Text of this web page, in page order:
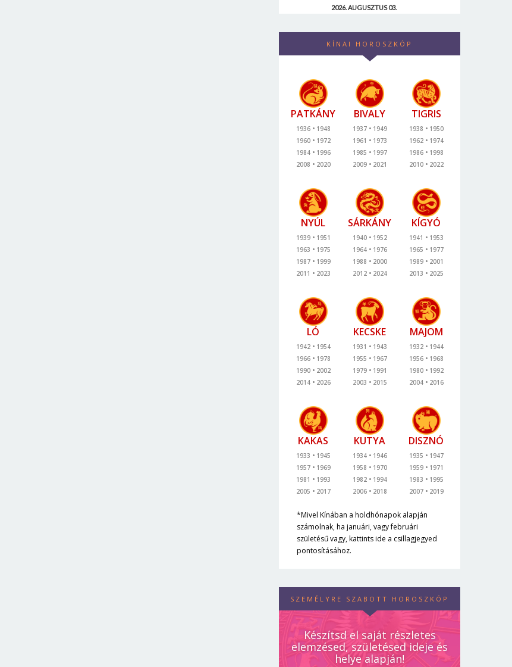
2026. AUGUSZTUS 03.
KÍNAI HOROSZKÓP
PATKÁNY
1936
1948
1960
1972
1984
1996
2008
2020
BIVALY
1937
1949
1961
1973
1985
1997
2009
2021
TIGRIS
1938
1950
1962
1974
1986
1998
2010
2022
NYÚL
1939
1951
1963
1975
1987
1999
2011
2023
SÁRKÁNY
1940
1952
1964
1976
1988
2000
2012
2024
KÍGYÓ
1941
1953
1965
1977
1989
2001
2013
2025
LÓ
1942
1954
1966
1978
1990
2002
2014
2026
KECSKE
1931
1943
1955
1967
1979
1991
2003
2015
MAJOM
1932
1944
1956
1968
1980
1992
2004
2016
KAKAS
1933
1945
1957
1969
1981
1993
2005
2017
KUTYA
1934
1946
1958
1970
1982
1994
2006
2018
DISZNÓ
1935
1947
1959
1971
1983
1995
2007
2019
*Mivel Kínában a holdhónapok alapján
számolnak, ha januári, vagy februári
születésű vagy, kattints ide a csillagjegyed
pontosításához.
SZEMÉLYRE SZABOTT HOROSZKÓP
Készítsd el saját részletes
elemzésed, születésed ideje és
helye alapján!